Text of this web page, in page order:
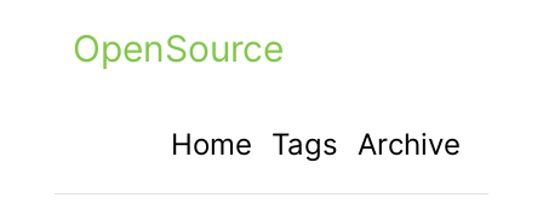
OpenSource
Home Tags Archive